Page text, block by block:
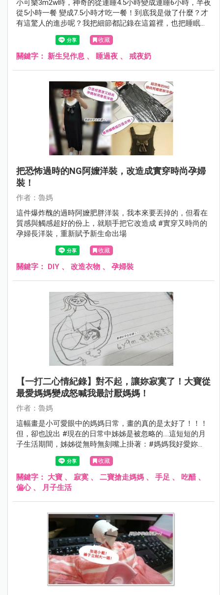
小可樂3m2w時，神奇的從連睡4.5小時變成連睡6小時，半夜
從5小時一餐 變成7.5小時才吃一餐！到底我是做了什麼？才
有這驚人的進步呢？我把細節都記錄在這篇裡，也把睡眠延
長的觀察重點 紀錄下來，給黑眼圈的熊貓媽媽們參考看看
收藏
關鍵字： 新生兒作息 、 睡過夜 、 戒夜奶
把恐怖過時的NG阿嬤洋裝，改造成實穿時尚孕婦
裝！
作者：魯媽
這件爆炸醜的過時阿嬤肥胖洋裝，我本來要丟掉的，但看在
質感與觸感超好的份上，就順手把它改造成 #實穿又時尚的
孕婦長洋裝，重新賦予新生命出場
收藏
關鍵字： DIY 、 改造衣物 、 孕婦裝
【一打二心情紀錄】對不起，讓妳寂寞了！大寶從
最愛媽媽變成怒喊我最討厭媽媽！
作者：魯媽
這幅畫是小可愛眼中的媽媽日常，畫的真的是太好了！！！
但，卻也說出 #現在的日常中姊姊是被忽略的….這短短的月
子生活期間，姊姊從無時無刻嘴上掛著：#媽媽我好愛妳
唷！變成連作夢都怒喊： 我最討厭媽媽了！！！
收藏
關鍵字： 大寶 、 寂寞 、 二寶搶走媽媽 、 手足 、 吃醋、
偏心、 月子生活